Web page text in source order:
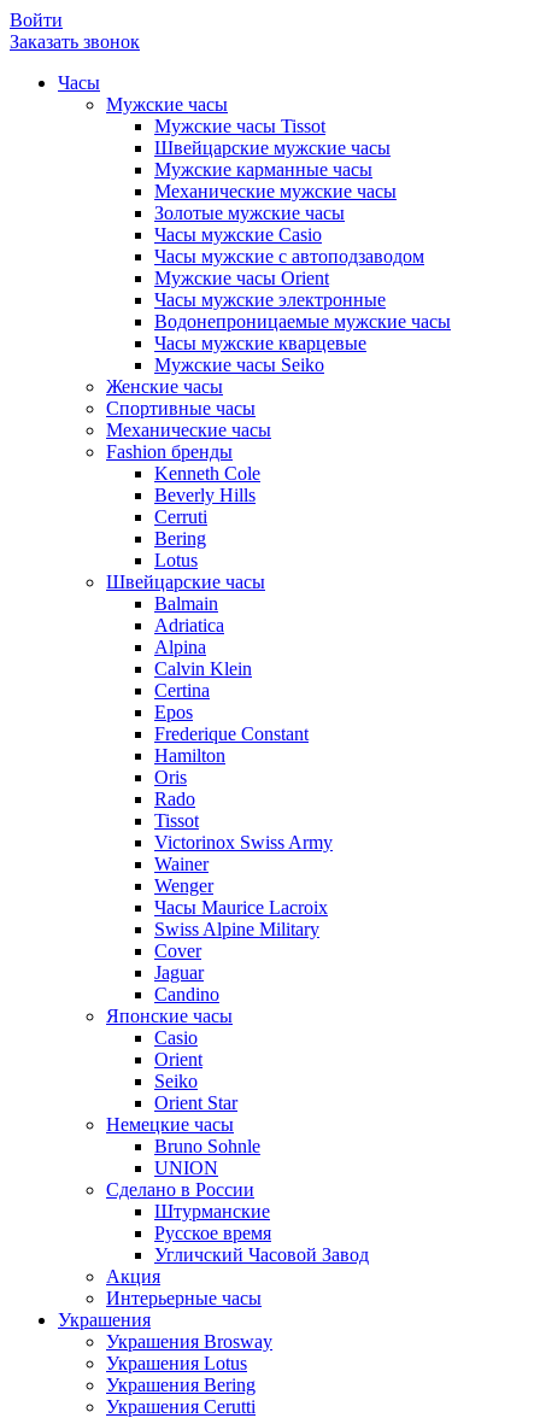
Войти
Заказать звонок
Часы
Мужские часы
Мужские часы Tissot
Швейцарские мужские часы
Мужские карманные часы
Механические мужские часы
Золотые мужские часы
Часы мужские Casio
Часы мужские с автоподзаводом
Мужские часы Orient
Часы мужские электронные
Водонепроницаемые мужские часы
Часы мужские кварцевые
Мужские часы Seiko
Женские часы
Спортивные часы
Механические часы
Fashion бренды
Kenneth Cole
Beverly Hills
Cerruti
Bering
Lotus
Швейцарские часы
Balmain
Adriatica
Alpina
Calvin Klein
Certina
Epos
Frederique Constant
Hamilton
Oris
Rado
Tissot
Victorinox Swiss Army
Wainer
Wenger
Часы Maurice Lacroix
Swiss Alpine Military
Cover
Jaguar
Candino
Японские часы
Casio
Orient
Seiko
Orient Star
Немецкие часы
Bruno Sohnle
UNION
Сделано в России
Штурманские
Русское время
Угличский Часовой Завод
Акция
Интерьерные часы
Украшения
Украшения Brosway
Украшения Lotus
Украшения Bering
Украшения Cerutti